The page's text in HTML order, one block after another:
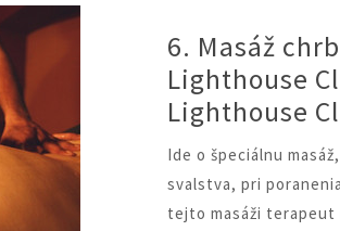
6. Masáž
Lighthouse
Lighthouse
Ide o špeciálnu
svalstva, pri
tejto masáži terapeut